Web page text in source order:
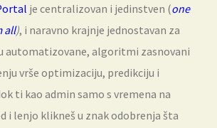
je centralizovan i jedinstven (one
all), i naravno krajnje jednostavan za
automatizovane, algoritmi zasnovani
vrše optimizaciju, predikciju i
ti kao admin samo s vremena na
i lenjo klikneš u znak odobrenja šta